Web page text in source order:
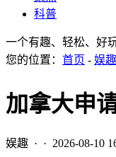
科普
一个有趣、轻松、好
您的位置： 首页 - 娱趣
加拿大申
娱趣 · · 2026-08-10